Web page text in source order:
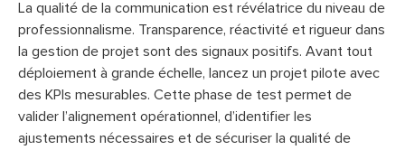
La qualité de la communication est révélatrice du niveau de
professionnalisme. Transparence, réactivité et rigueur dans
la gestion de projet sont des signaux positifs. Avant tout
déploiement à grande échelle, lancez un projet pilote avec
des KPIs mesurables. Cette phase de test permet de
valider l’alignement opérationnel, d’identifier les
ajustements nécessaires et de sécuriser la qualité de